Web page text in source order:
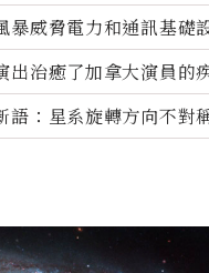
臘僧侶預言以色列的攻
暴威脅電力和通訊基礎
出治癒了加拿大演員的
語：星系旋轉方向不對